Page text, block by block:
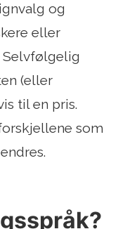
og
eller
Selvfølgelig
(eller
til en pris.
som